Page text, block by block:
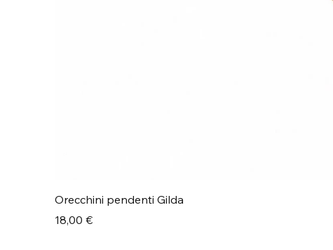
Orecchini pendenti Gilda
Prezzo
18,00 €